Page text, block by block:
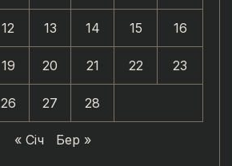
12 13 14 15 16
19 20 21 22 23
26 27 28
« Січ Бер »